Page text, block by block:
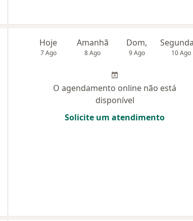
Hoje
7 Ago
Amanhã
8 Ago
Dom,
9 Ago 10 Ago
O agendamento online não está
disponível
Solicite um atendimento